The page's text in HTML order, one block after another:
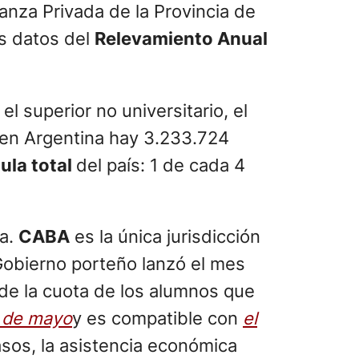
Privada de la Provincia de
datos del Relevamiento Anual
superior no universitario, el
Argentina hay 3.233.724
total del país: 1 de cada 4
CABA es la única jurisdicción
porteño lanzó el mes
la cuota de los alumnos que
mayoy es compatible con el
la asistencia económica